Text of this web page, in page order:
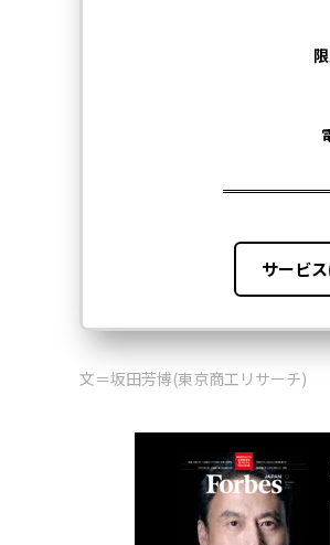
文＝坂田芳博(東京商工リサーチ)